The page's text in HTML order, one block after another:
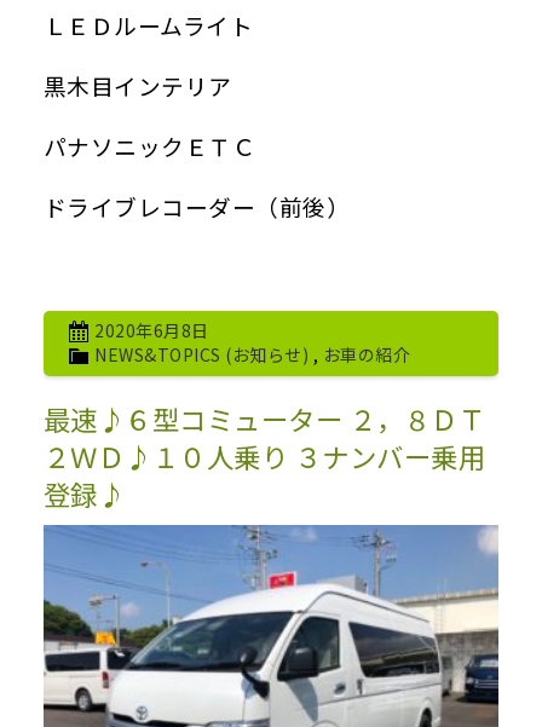
ＬＥＤルームライト
黒木目インテリア
パナソニックＥＴＣ
ドライブレコーダー（前後）
2020年6月8日
NEWS&TOPICS (お知らせ) , お車の紹介
最速♪６型コミューター ２，８ＤＴ
２ＷＤ♪１０人乗り ３ナンバー乗用
登録♪